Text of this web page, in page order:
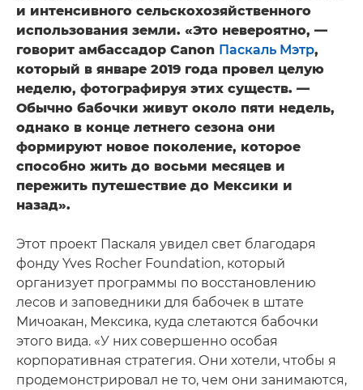
и интенсивного сельскохозяйственного
использования земли. «Это невероятно, —
говорит амбассадор Canon Паскаль Мэтр,
который в январе 2019 года провел целую
неделю, фотографируя этих существ. —
Обычно бабочки живут около пяти недель,
однако в конце летнего сезона они
формируют новое поколение, которое
способно жить до восьми месяцев и
пережить путешествие до Мексики и
назад».
Этот проект Паскаля увидел свет благодаря
фонду Yves Rocher Foundation, который
организует программы по восстановлению
лесов и заповедники для бабочек в штате
Мичоакан, Мексика, куда слетаются бабочки
этого вида. «У них совершенно особая
корпоративная стратегия. Они хотели, чтобы я
продемонстрировал не то, чем они занимаются,